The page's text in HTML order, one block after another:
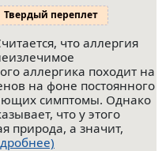
Твердый переплет
что аллергия
аллергика походит на
на фоне постоянного
симптомы. Однако
что у этого
природа, а значит,